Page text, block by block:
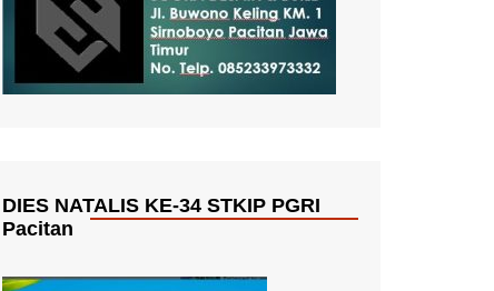
DIES NATALIS KE-34 STKIP PGRI
Pacitan